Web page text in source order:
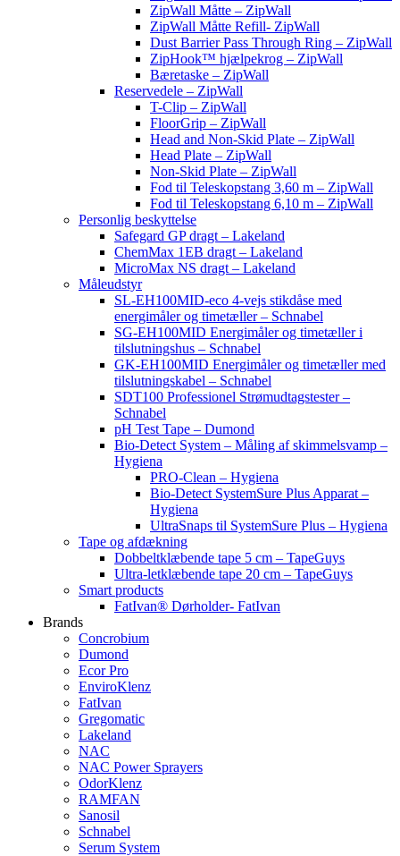
ZipWall Måtte – ZipWall
ZipWall Måtte Refill- ZipWall
Dust Barrier Pass Through Ring – ZipWall
ZipHook™ hjælpekrog – ZipWall
Bæretaske – ZipWall
Reservedele – ZipWall
T-Clip – ZipWall
FloorGrip – ZipWall
Head and Non-Skid Plate – ZipWall
Head Plate – ZipWall
Non-Skid Plate – ZipWall
Fod til Teleskopstang 3,60 m – ZipWall
Fod til Teleskopstang 6,10 m – ZipWall
Personlig beskyttelse
Safegard GP dragt – Lakeland
ChemMax 1EB dragt – Lakeland
MicroMax NS dragt – Lakeland
Måleudstyr
SL-EH100MID-eco 4-vejs stikdåse med
energimåler og timetæller – Schnabel
SG-EH100MID Energimåler og timetæller i
tilslutningshus – Schnabel
GK-EH100MID Energimåler og timetæller med
tilslutningskabel – Schnabel
SDT100 Professionel Strømudtagstester –
Schnabel
pH Test Tape – Dumond
Bio-Detect System – Måling af skimmelsvamp –
Hygiena
PRO-Clean – Hygiena
Bio-Detect SystemSure Plus Apparat –
Hygiena
UltraSnaps til SystemSure Plus – Hygiena
Tape og afdækning
Dobbeltklæbende tape 5 cm – TapeGuys
Ultra-letklæbende tape 20 cm – TapeGuys
Smart products
FatIvan® Dørholder- FatIvan
Brands
Concrobium
Dumond
Ecor Pro
EnviroKlenz
FatIvan
Gregomatic
Lakeland
NAC
NAC Power Sprayers
OdorKlenz
RAMFAN
Sanosil
Schnabel
Serum System